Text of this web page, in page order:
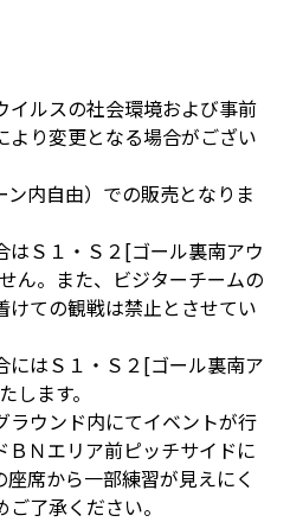
ルスの社会環境および事前
より変更となる場合がござい
内自由）での販売となりま
Ｓ１・Ｓ２[ゴール裏南アウ
ん。また、ビジターチームの
けての観戦は禁止とさせてい
はＳ１・Ｓ２[ゴール裏南ア
します。
ウンド内にてイベントが行
Ｎエリア前ピッチサイドに
席から一部練習が見えにく
了承ください。